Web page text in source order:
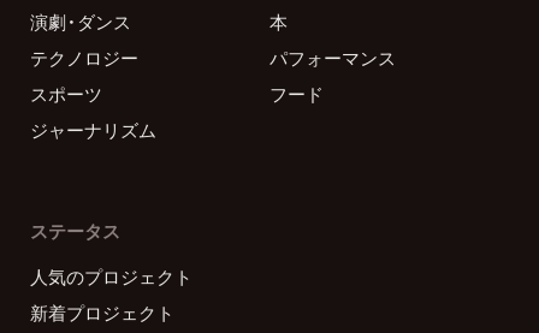
演劇・ダンス
本
テクノロジー
パフォーマンス
スポーツ
フード
ジャーナリズム
ステータス
人気のプロジェクト
新着プロジェクト